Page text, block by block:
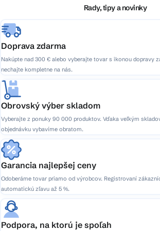
e
Rady, tipy a novinky
Doprava zdarma
Nakúpte nad 300 € alebo vyberajte tovar s ikonou dopravy
nechajte kompletne na nás.
Obrovský výber skladom
Vyberajte z ponuky 90 000 produktov. Vďaka veľkým
objednávku vybavíme obratom.
Garancia najlepšej ceny
Odoberáme tovar priamo od výrobcov. Registrovaní
automatickú zľavu až 5 %.
Podpora, na ktorú je spoľah